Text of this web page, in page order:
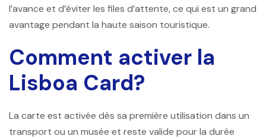
l’avance et d’éviter les files d’attente, ce qui est un grand
avantage pendant la haute saison touristique.
Comment activer la
Lisboa Card?
La carte est activée dès sa première utilisation dans un
transport ou un musée et reste valide pour la durée